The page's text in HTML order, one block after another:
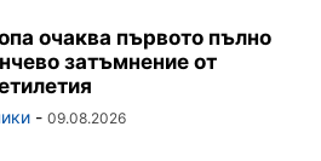
очаква първото пълно
затъмнение от
- 09.08.2026